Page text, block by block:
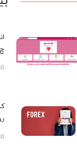
چ...
30 تیر 1405
30 تیر 1405